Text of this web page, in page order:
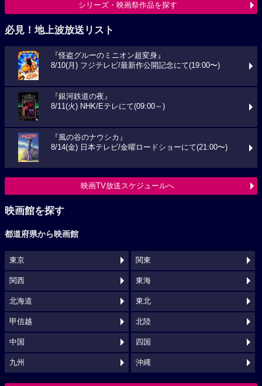
シリーズ・映画祭作品を探す
必見！地上波放送リスト
『怪盗グルーのミニオン超変身』
8/10(月) フジテレビ/最新作公開記念にて(19:00〜)
『銀河鉄道の夜』
8/11(火) NHK/Eテレにて(09:00～)
『風の谷のナウシカ』
8/14(金) 日本テレビ/金曜ロードショーにて(21:00〜)
映画TV放送スケジュールへ
映画館を探す
都道府県から映画館
東京 関東
関西 東海
北海道 東北
甲信越 北陸
中国 四国
九州 沖縄